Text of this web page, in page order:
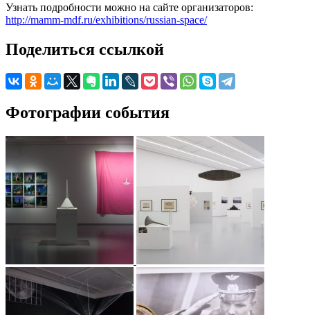
Узнать подробности можно на сайте организаторов:
http://mamm-mdf.ru/exhibitions/russian-space/
Поделиться ссылкой
Фотографии события